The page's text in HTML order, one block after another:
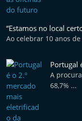
“Estamos no local
Ao celebrar 10 anos
Portugal
A
68,7% ...